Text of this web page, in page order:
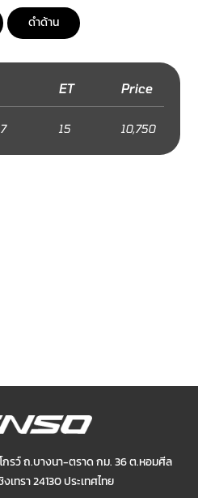
ดำด้าน
ET Price
15 10,750
กรว์ ถ.บางนา-ตราด กม. 36 ต.หอมศีล
งเทรา 24130 ประเทศไทย